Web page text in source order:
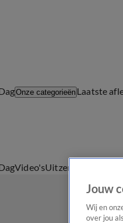
Onze categorieën Laatste
Video'sUitzendingen
Jouw
Wij en
over jou